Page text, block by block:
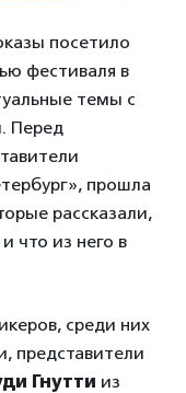
посетило
фестиваля в
темы с
Перед
прошла
рассказали,
что из него в
среди них
представители
Гнутти из